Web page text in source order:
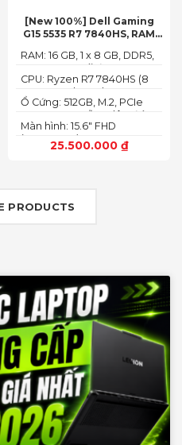
[New 100%] Dell Gaming
G15 5535 R7 7840HS, RAM
8G, 15.6-inch FHD 165Hz
Gray
25.500.000 ₫
Màn hình: 15.6" FHD
(1920x1080) 165Hz, 3ms,
sRGB-100%,
Ổ Cứng: 512GB, M.2, PCIe
NVMe, SSD-Hỗ trợ lên đến
4 TB (2 khe SSD)
CPU: Ryzen R7 7840HS (8
Cores, 16 Threads, 24MB
Cache, 3.80 GHz up to 5.1
RAM: 16 GB, 1 x 8 GB, DDR5,
4800 MHz -Tối đa 32GB
PRODUCTS